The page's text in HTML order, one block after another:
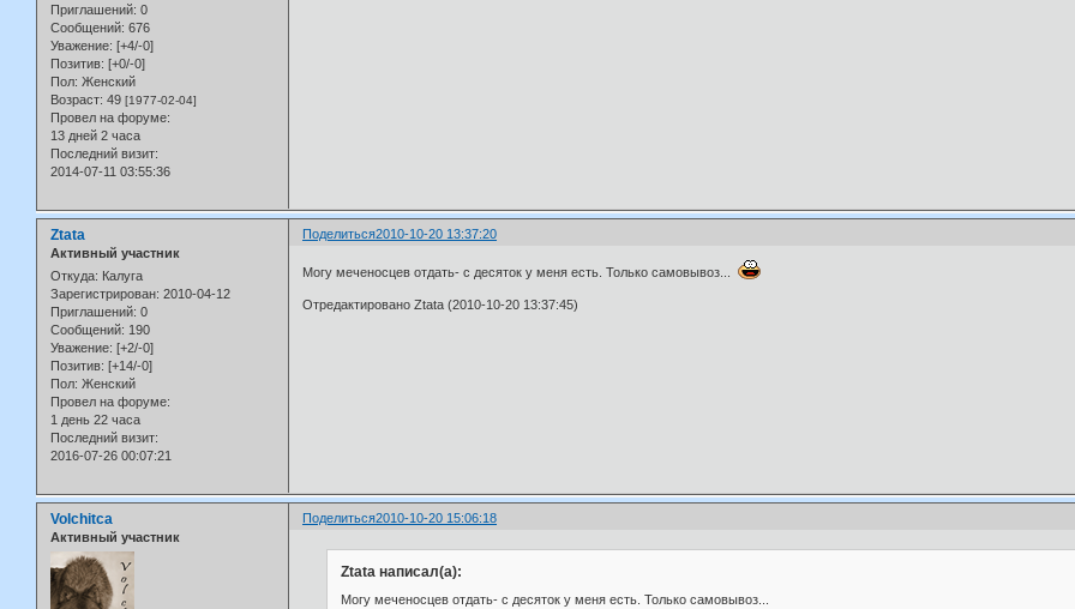
Приглашений: 0
Сообщений: 676
Уважение: [+4/-0]
Позитив: [+0/-0]
Пол: Женский
Возраст: 49 [1977-02-04]
Провел на форуме:
13 дней 2 часа
Последний визит:
2014-07-11 03:55:36
Поделиться2010-10-20 13:37:20
Ztata
Активный участник
Откуда: Калуга
Зарегистрирован: 2010-04-12
Приглашений: 0
Сообщений: 190
Уважение: [+2/-0]
Позитив: [+14/-0]
Пол: Женский
Провел на форуме:
1 день 22 часа
Последний визит:
2016-07-26 00:07:21
Могу меченосцев отдать- с десяток у меня есть. Только самовывоз...
Отредактировано Ztata (2010-10-20 13:37:45)
Поделиться2010-10-20 15:06:18
Volchitca
Активный участник
Ztata написал(а):
Могу меченосцев отдать- с десяток у меня есть. Только самовывоз...